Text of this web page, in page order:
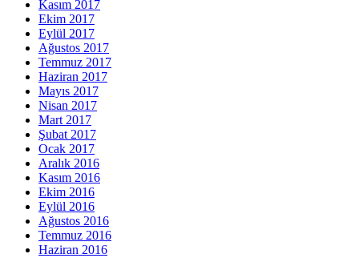
Kasım 2017
Ekim 2017
Eylül 2017
Ağustos 2017
Temmuz 2017
Haziran 2017
Mayıs 2017
Nisan 2017
Mart 2017
Şubat 2017
Ocak 2017
Aralık 2016
Kasım 2016
Ekim 2016
Eylül 2016
Ağustos 2016
Temmuz 2016
Haziran 2016